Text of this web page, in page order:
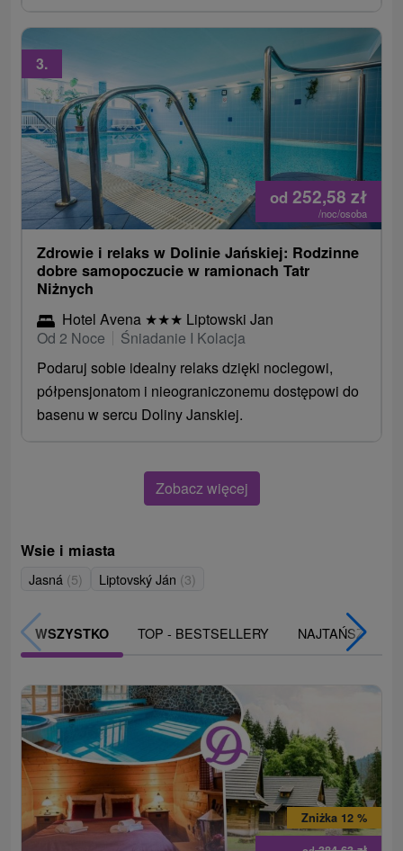
od 252,58 zł
/noc/osoba
3.
Zdrowie i relaks w Dolinie Jańskiej: Rodzinne
dobre samopoczucie w ramionach Tatr
Niżnych
Hotel Avena ★★★ Liptowski Jan
Od 2 Noce
Śniadanie I Kolacja
Podaruj sobie idealny relaks dzięki noclegowi,
półpensjonatom i nieograniczonemu dostępowi do
basenu w sercu Doliny Janskiej.
Zobacz więcej
Wsie i miasta
Jasná (5) Liptovský Ján (3)
WSZYSTKO TOP - BESTSELLERY NAJTAŃSZE
Zniżka 12 %